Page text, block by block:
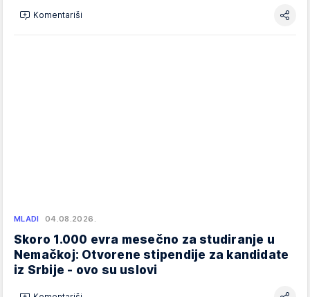
Komentariši
MLADI 04.08.2026.
Skoro 1.000 evra mesečno za studiranje u
Nemačkoj: Otvorene stipendije za kandidate
iz Srbije - ovo su uslovi